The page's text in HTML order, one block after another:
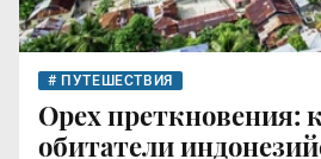
ПУТЕШЕСТВИЯ
Орех преткновения:
обитатели